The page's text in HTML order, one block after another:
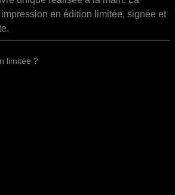
en édition limitée, signée et
limitée ?